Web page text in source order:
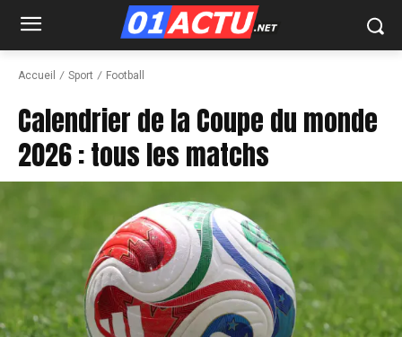
Accueil Sport Football
Calendrier de la Coupe du monde
2026 : tous les matchs